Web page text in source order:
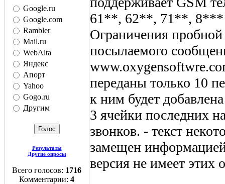
Google.ru
Google.com
Rambler
Mail.ru
WebAlta
Яндекс
Апорт
Yahoo
Gogo.ru
Другим
Результаты
Другие опросы
Всего голосов: 1716
Комментарии: 4
61**, 62**, 71**, 8***
Ограничения
посылаемого
переданы только 10
к ним будет
3 ячейки последних
звонков. - текст
замещен
версия не имеет этих